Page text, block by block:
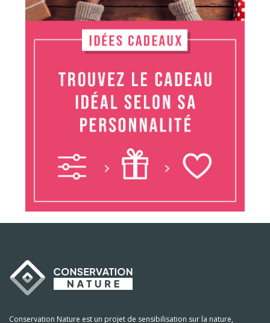
Conservation Nature est un projet de sensibilisation sur la nature,